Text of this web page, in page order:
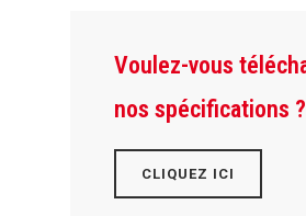
Voulez-vous
nos spécifications ?
CLIQUEZ ICI